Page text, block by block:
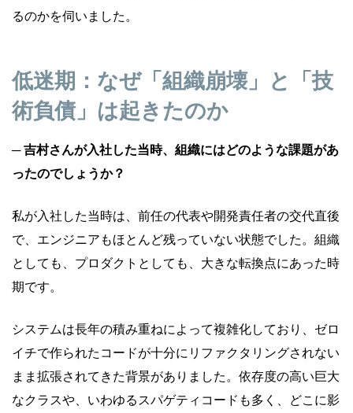
るのかを伺いました。
低迷期：なぜ「組織崩壊」と「技
術負債」は起きたのか
─ 吉村さんが入社した当時、組織にはどのような課題があ
ったのでしょうか？
私が入社した当時は、前任の代表や開発責任者の交代直後
で、エンジニアもほとんど残っていない状態でした。組織
としても、プロダクトとしても、大きな転換点にあった時
期です。
システムは長年の積み重ねによって複雑化しており、ゼロ
イチで作られたコードが十分にリファクタリングされない
まま拡張されてきた背景がありました。依存度の高い巨大
なクラスや、いわゆるスパゲティコードも多く、どこに影